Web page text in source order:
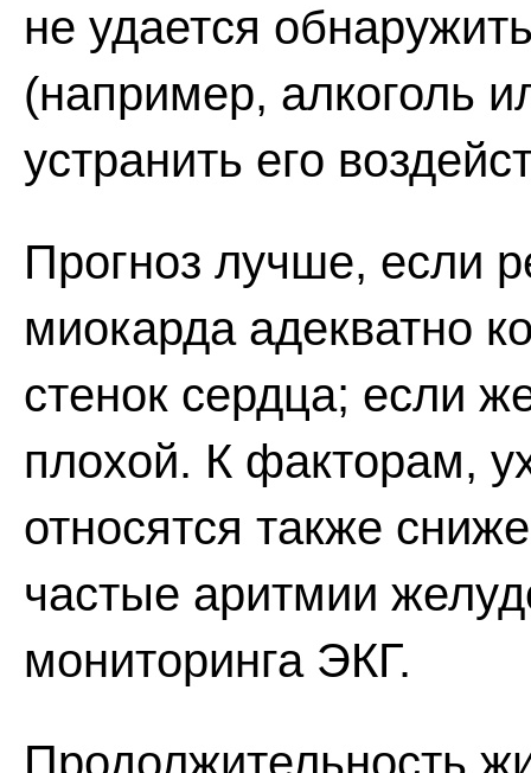
не удается
(например, алкоголь
устранить его
Прогноз лучше, если
миокарда адекватно
стенок сердца; если
плохой. К факторам,
относятся также
частые аритмии
мониторинга ЭКГ.
Продолжительность